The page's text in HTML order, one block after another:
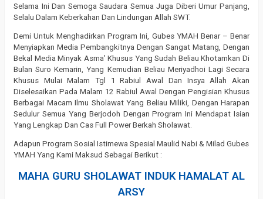
Selama Ini Dan Semoga Saudara Semua Juga Diberi Umur Panjang,
Selalu Dalam Keberkahan Dan Lindungan Allah SWT.
Demi Untuk Menghadirkan Program Ini, Gubes YMAH Benar – Benar
Menyiapkan Media Pembangkitnya Dengan Sangat Matang, Dengan
Bekal Media Minyak Asma’ Khusus Yang Sudah Beliau Khotamkan Di
Bulan Suro Kemarin, Yang Kemudian Beliau Meriyadhoi Lagi Secara
Khusus Mulai Malam Tgl 1 Rabiul Awal Dan Insya Allah Akan
Diselesaikan Pada Malam 12 Rabiul Awal Dengan Pengisian Khusus
Berbagai Macam Ilmu Sholawat Yang Beliau Miliki, Dengan Harapan
Sedulur Semua Yang Berjodoh Dengan Program Ini Mendapat Isian
Yang Lengkap Dan Cas Full Power Berkah Sholawat.
Adapun Program Sosial Istimewa Spesial Maulid Nabi & Milad Gubes
YMAH Yang Kami Maksud Sebagai Berikut :
MAHA GURU SHOLAWAT INDUK HAMALAT AL
ARSY